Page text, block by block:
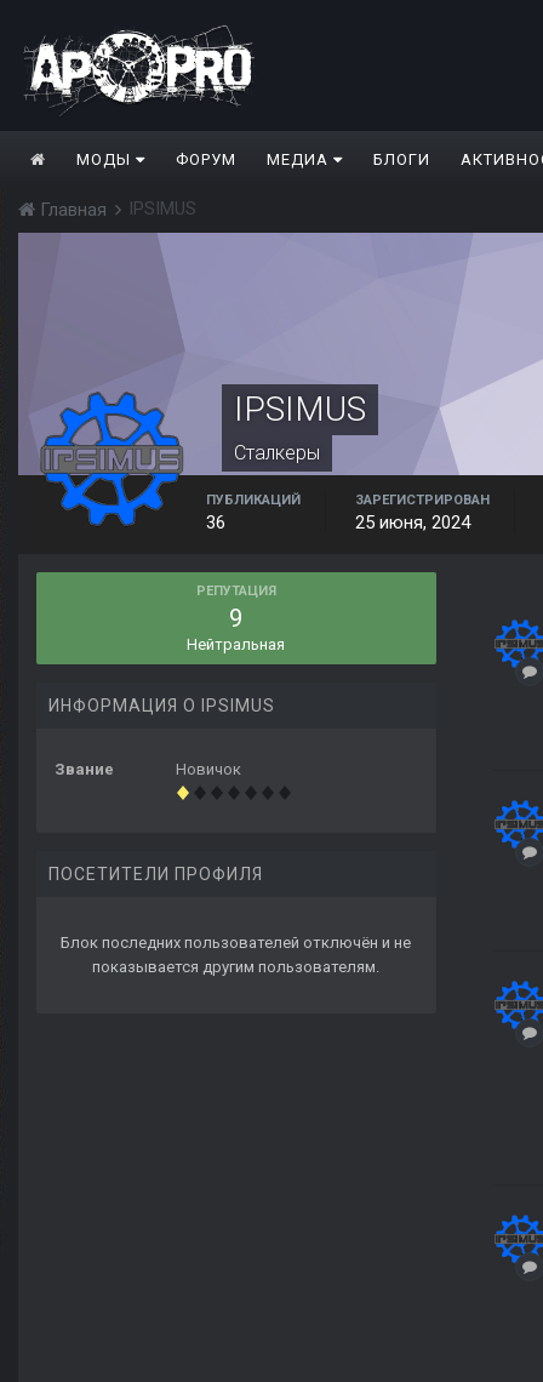
МОДЫ ФОРУМ МЕДИА БЛОГИ
Главная IPSIMUS
IPSIMUS
Сталкеры
ПУБЛИКАЦИЙ
36
ЗАРЕГИСТРИРОВАН
25 июня, 2024
РЕПУТАЦИЯ
9
Нейтральная
ИНФОРМАЦИЯ О IPSIMUS
Звание Новичок
ПОСЕТИТЕЛИ ПРОФИЛЯ
Блок последних пользователей отключён и не
показывается другим пользователям.